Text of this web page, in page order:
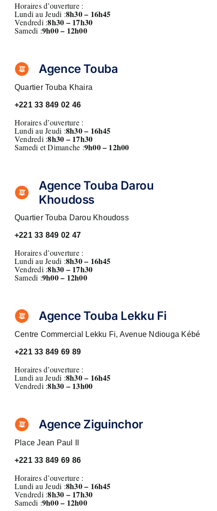
Horaires d’ouverture :
Lundi au Jeudi :8h30 – 16h45
Vendredi :8h30 – 17h30
Samedi :9h00 – 12h00
Agence Touba
Quartier Touba Khaira
+22133 849 02 46
Horaires d’ouverture :
Lundi au Jeudi :8h30 – 16h45
Vendredi :8h30 – 17h30
Samedi et Dimanche :9h00 – 12h00
Agence Touba Darou
Khoudoss
Quartier Touba Darou Khoudoss
+22133 849 02 47
Horaires d’ouverture :
Lundi au Jeudi :8h30 – 16h45
Vendredi :8h30 – 17h30
Samedi :9h00 – 12h00
Agence Touba Lekku Fi
Centre Commercial Lekku Fi, Avenue Ndiouga Kébé
+22133 849 69 89
Horaires d’ouverture :
Lundi au Jeudi :8h30 – 16h45
Vendredi :8h30 – 13h00
Agence Ziguinchor
Place Jean Paul II
+22133 849 69 86
Horaires d’ouverture :
Lundi au Jeudi :8h30 – 16h45
Vendredi :8h30 – 17h30
Samedi :9h00 – 12h00